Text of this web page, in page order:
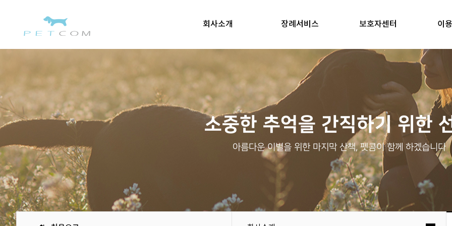
회사소개 장례서비스 보호자센터 이
소중한 추억을 간직하기 위한
아름다운 이별을 위한 마지막 산책, 펫콤이 함께 하겠습니다